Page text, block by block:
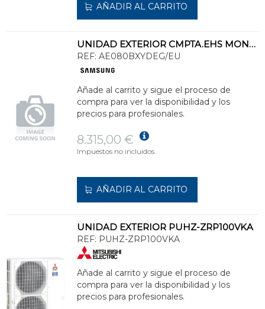
AÑADIR AL CARRITO
UNIDAD EXTERIOR CMPTA.EHS MONO HT LN P/REFRIGERANTE R32 CAPCD.CAL.8,0kW MONO
REF: AE080BXYDEG/EU
Añade al carrito y sigue el proceso de
compra para ver la disponibilidad y los
precios para profesionales.
8.315,00 €
Impuestos no incluidos.
AÑADIR AL CARRITO
UNIDAD EXTERIOR PUHZ-ZRP100VKA
REF: PUHZ-ZRP100VKA
Añade al carrito y sigue el proceso de
compra para ver la disponibilidad y los
precios para profesionales.